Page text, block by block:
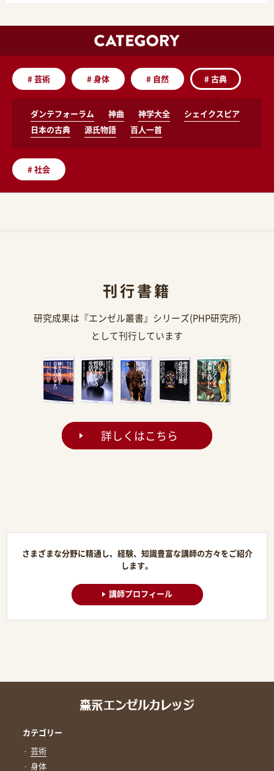
#芸術 #身体 # 自然 #古典
ダンテフォーラム 神曲 神学大全
シェイクスピア
日本の古典
源氏物語 百人一首
#社会
刊行書籍
研究成果は『エンゼル叢書』シリーズ(PHP研究所)
として刊行しています
詳しくはこちら
さまざまな分野に精通し、経験、知識豊富な講師の方々をご紹介
します。
講師プロフィール
カテゴリー
芸術
身体